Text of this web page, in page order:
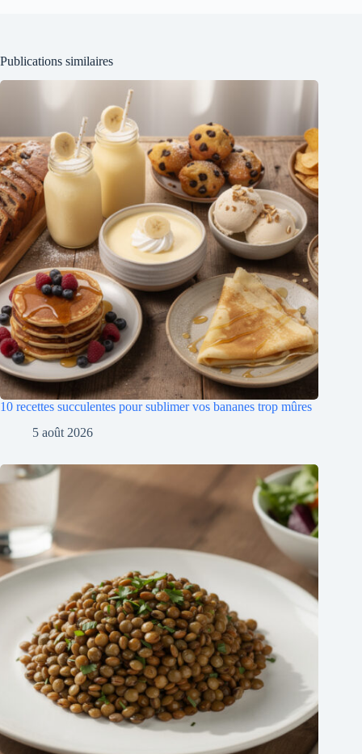
Publications similaires
10 recettes succulentes pour sublimer vos bananes trop mûres
5 août 2026